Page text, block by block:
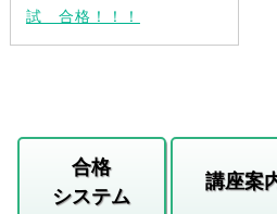
試 合格！！！
合格
システム
講座案